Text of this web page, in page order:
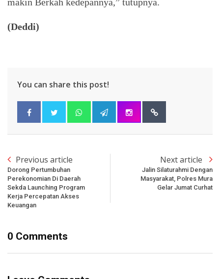
(Deddi)
You can share this post!
Previous article
Dorong Pertumbuhan
Perekonomian Di Daerah
Sekda Launching Program
Kerja Percepatan Akses
Keuangan
Next article
Jalin Silaturahmi Dengan
Masyarakat, Polres Mura
Gelar Jumat Curhat
0 Comments